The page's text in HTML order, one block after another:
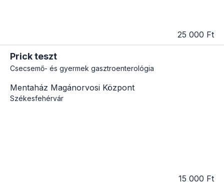
25 000 Ft
Prick teszt
Csecsemő- és gyermek gasztroenterológia
Mentaház Magánorvosi Központ
Székesfehérvár
15 000 Ft